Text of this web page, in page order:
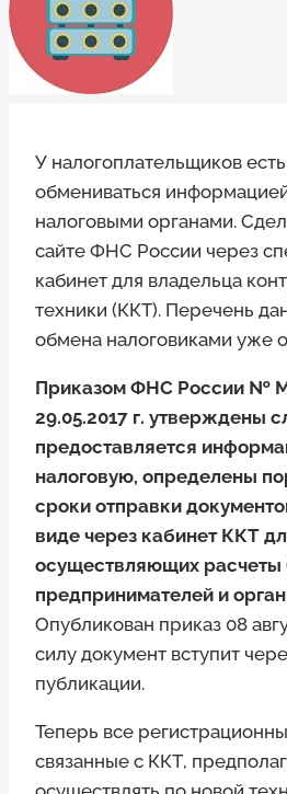
У налогоплательщиков
обмениваться
налоговыми органами.
сайте ФНС России через
кабинет для владельца
техники (ККТ). Перечень
обмена налоговиками уже
Приказом ФНС России №
29.05.2017 г. утверждены
предоставляется
налоговую, определены
сроки отправки
виде через кабинет ККТ
осуществляющих расчеты
предпринимателей и
Опубликован приказ 08
силу документ вступит
публикации.
Теперь все
связанные с ККТ,